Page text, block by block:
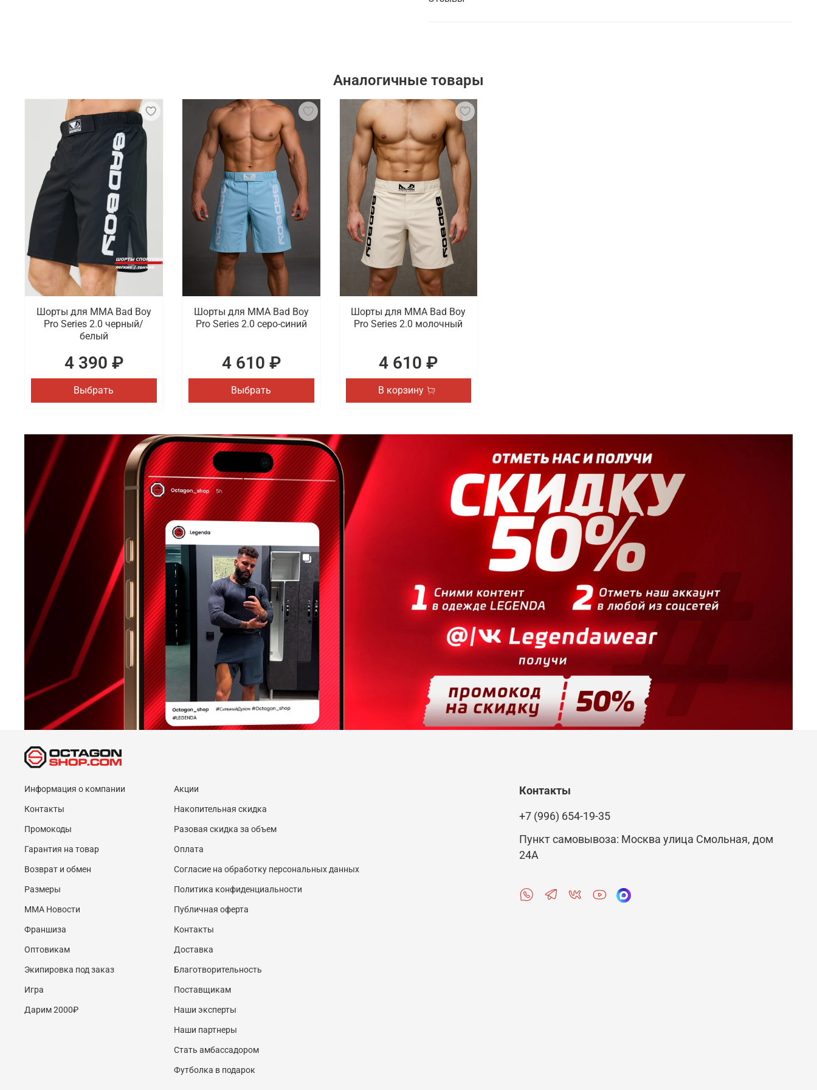
Аналогичные товары
Шорты для MMA Bad Boy
Pro Series 2.0 черный/
белый
4 390 ₽
Выбрать
Шорты для MMA Bad Boy
Pro Series 2.0 серо-синий
4 610 ₽
Выбрать
Шорты для MMA Bad Boy
Pro Series 2.0 молочный
4 610 ₽
В корзину
Информация о компании
Контакты
Промокоды
Гарантия на товар
Возврат и обмен
Размеры
MMA Новости
Франшиза
Оптовикам
Экипировка под заказ
Игра
Дарим 2000₽
Акции
Накопительная скидка
Разовая скидка за объем
Оплата
Согласие на обработку персональных данных
Политика конфиденциальности
Публичная оферта
Контакты
Доставка
Благотворительность
Поставщикам
Наши эксперты
Наши партнеры
Стать амбассадором
Футболка в подарок
Контакты
+7 (996) 654-19-35
Пункт самовывоза: Москва улица Смольная, дом
24А